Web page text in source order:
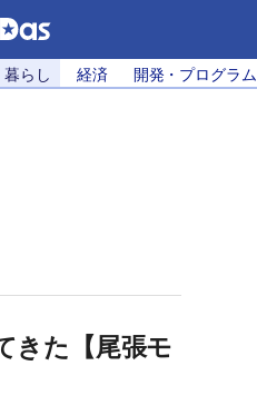
暮らし 経済 開発・プログラム
きた【尾張モ